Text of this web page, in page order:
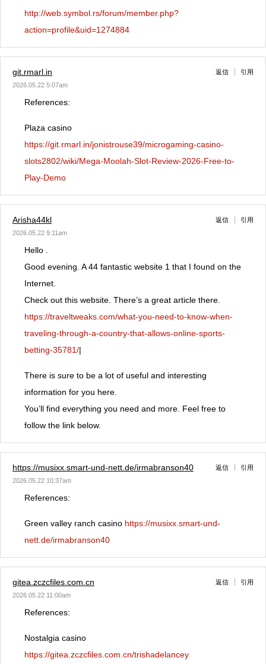
http://web.symbol.rs/forum/member.php?
action=profile&uid=1274884
git.rmarl.in
2026.05.22 5:07am
返信 引用
References:
Plaza casino
https://git.rmarl.in/jonistrouse39/microgaming-casino-
slots2802/wiki/Mega-Moolah-Slot-Review-2026-Free-to-
Play-Demo
Arisha44kl
2026.05.22 9:11am
返信 引用
Hello .
Good evening. A 44 fantastic website 1 that I found on the
Internet.
Check out this website. There’s a great article there.
https://traveltweaks.com/what-you-need-to-know-when-
traveling-through-a-country-that-allows-online-sports-
betting-35781/|
There is sure to be a lot of useful and interesting
information for you here.
You’ll find everything you need and more. Feel free to
follow the link below.
https://musixx.smart-und-nett.de/irmabranson40
2026.05.22 10:37am
返信 引用
References:
Green valley ranch casino https://musixx.smart-und-
nett.de/irmabranson40
gitea.zczcfiles.com.cn
2026.05.22 11:00am
返信 引用
References:
Nostalgia casino
https://gitea.zczcfiles.com.cn/trishadelancey